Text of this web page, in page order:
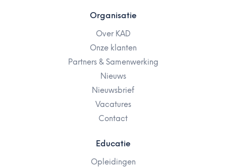
Organisatie
Over KAD
Onze klanten
Partners & Samenwerking
Nieuws
Nieuwsbrief
Vacatures
Contact
Educatie
Opleidingen